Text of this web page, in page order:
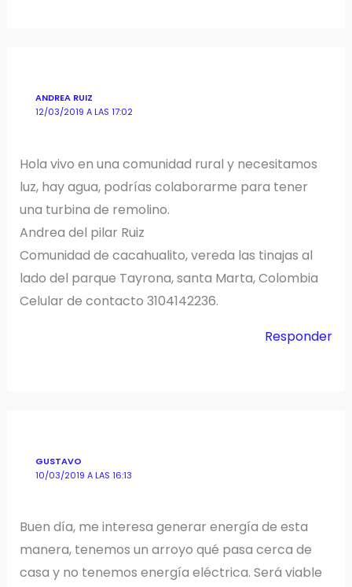
ANDREA RUIZ
12/03/2019 A LAS 17:02
Hola vivo en una comunidad rural y necesitamos
luz, hay agua, podrías colaborarme para tener
una turbina de remolino.
Andrea del pilar Ruiz
Comunidad de cacahualito, vereda las tinajas al
lado del parque Tayrona, santa Marta, Colombia
Celular de contacto 3104142236.
Responder
GUSTAVO
10/03/2019 A LAS 16:13
Buen día, me interesa generar energía de esta
manera, tenemos un arroyo qué pasa cerca de
casa y no tenemos energía eléctrica. Será viable